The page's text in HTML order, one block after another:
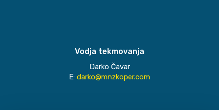
Vodja tekmovanja
Darko Čavar
E: darko@mnzkoper.com